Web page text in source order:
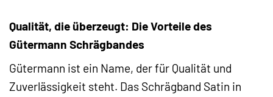
Qualität, die überzeugt: Die Vorteile des
Gütermann Schrägbandes
Gütermann ist ein Name, der für Qualität und
Zuverlässigkeit steht. Das Schrägband Satin in